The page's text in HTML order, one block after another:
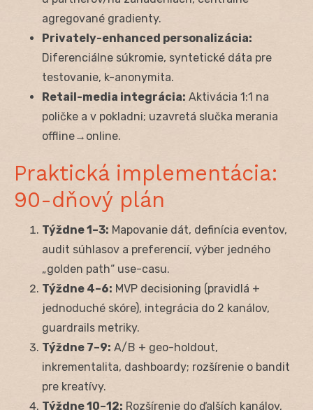
agregované gradienty.
Privately-enhanced personalizácia:
Diferenciálne súkromie, syntetické dáta pre
testovanie, k-anonymita.
Retail-media integrácia: Aktivácia 1:1 na
poličke a v pokladni; uzavretá slučka merania
offline→online.
Praktická implementácia:
90-dňový plán
Týždne 1–3: Mapovanie dát, definícia eventov,
audit súhlasov a preferencií, výber jedného
„golden path“ use-casu.
Týždne 4–6: MVP decisioning (pravidlá +
jednoduché skóre), integrácia do 2 kanálov,
guardrails metriky.
Týždne 7–9: A/B + geo-holdout,
inkrementalita, dashboardy; rozšírenie o bandit
pre kreatívy.
Týždne 10–12: Rozšírenie do ďalších kanálov,